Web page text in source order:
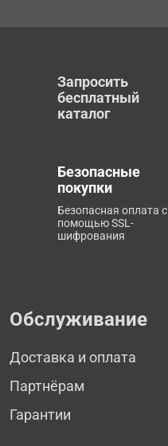
Запросить
бесплатный
каталог
Безопасные
покупки
Безопасная оплата с
помощью SSL-
шифрования
Обслуживание
Доставка и оплата
Партнёрам
Гарантии